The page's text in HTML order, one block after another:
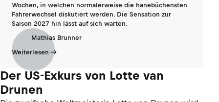
Wochen, in welchen normalerweise die hanebüchensten
Fahrerwechsel diskutiert werden. Die Sensation zur
Saison 2027 hin lässt auf sich warten.
Mathias Brunner
Weiterlesen
Der US-Exkurs von Lotte van
Drunen